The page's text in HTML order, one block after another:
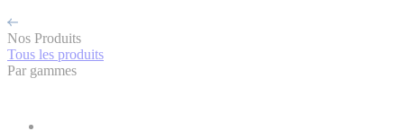
Nos Produits
Tous les produits
Par gammes